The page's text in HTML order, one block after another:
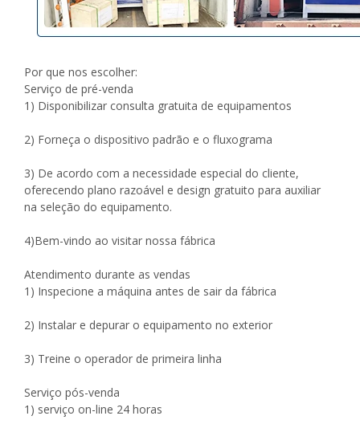
Por que nos escolher:
Serviço de pré-venda
1) Disponibilizar consulta gratuita de equipamentos
2) Forneça o dispositivo padrão e o fluxograma
3) De acordo com a necessidade especial do cliente,
oferecendo plano razoável e design gratuito para auxiliar
na seleção do equipamento.
4)Bem-vindo ao visitar nossa fábrica
Atendimento durante as vendas
1) Inspecione a máquina antes de sair da fábrica
2) Instalar e depurar o equipamento no exterior
3) Treine o operador de primeira linha
Serviço pós-venda
1) serviço on-line 24 horas